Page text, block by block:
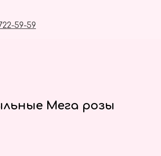
59-59
Мега розы